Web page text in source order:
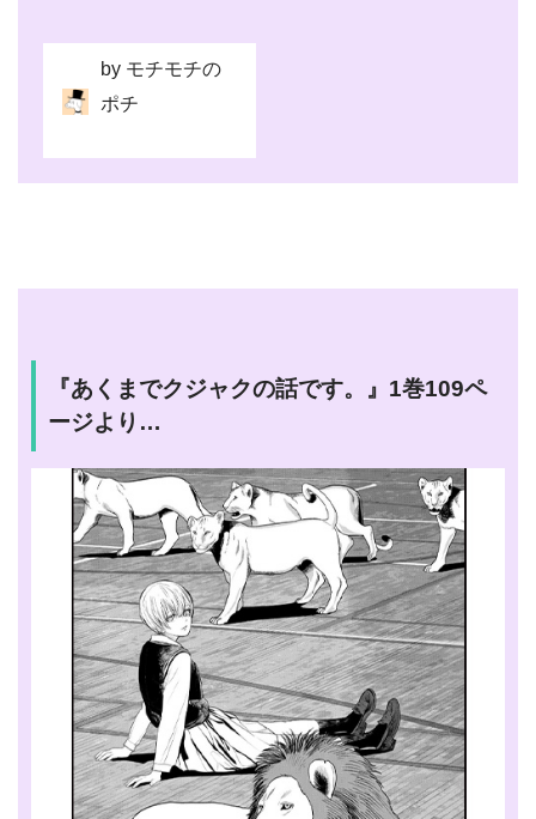
by モチモチの
ポチ
『あくまでクジャクの話です。』1巻109ペ
ージより…